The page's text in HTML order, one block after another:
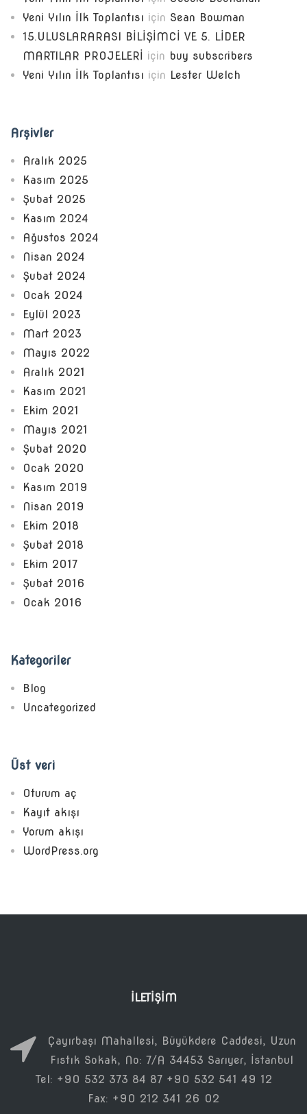
Yeni Yılın İlk Toplantısı için Sean Bowman
15.ULUSLARARASI BİLİŞİMCİ VE 5. LİDER
MARTILAR PROJELERİ için buy subscribers
Yeni Yılın İlk Toplantısı için Lester Welch
Arşivler
Aralık 2025
Kasım 2025
Şubat 2025
Kasım 2024
Ağustos 2024
Nisan 2024
Şubat 2024
Ocak 2024
Eylül 2023
Mart 2023
Mayıs 2022
Aralık 2021
Kasım 2021
Ekim 2021
Mayıs 2021
Şubat 2020
Ocak 2020
Kasım 2019
Nisan 2019
Ekim 2018
Şubat 2018
Ekim 2017
Şubat 2016
Ocak 2016
Kategoriler
Blog
Uncategorized
Üst veri
Oturum aç
Kayıt akışı
Yorum akışı
WordPress.org
İLETIŞIM
Çayırbaşı Mahallesi, Büyükdere Caddesi, Uzun
Fıstık Sokak, No: 7/A 34453 Sarıyer, İstanbul
Tel: +90 532 373 84 87 +90 532 541 49 12
Fax: +90 212 341 26 02